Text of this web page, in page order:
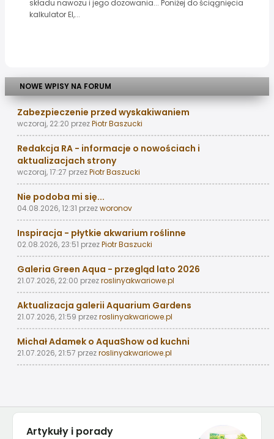
składu nawozu i jego dozowania... Poniżej do ściągnięcia
kalkulator EI,...
NOWE WPISY NA FORUM
Zabezpieczenie przed wyskakiwaniem
wczoraj, 22:20 przezPiotr Baszucki
Redakcja RA - informacje o nowościach i
aktualizacjach strony
wczoraj, 17:27 przezPiotr Baszucki
Nie podoba mi się...
04.08.2026, 12:31 przezworonov
Inspiracja - płytkie akwarium roślinne
02.08.2026, 23:51 przezPiotr Baszucki
Galeria Green Aqua - przegląd lato 2026
21.07.2026, 22:00 przezroslinyakwariowe.pl
Aktualizacja galerii Aquarium Gardens
21.07.2026, 21:59 przezroslinyakwariowe.pl
Michał Adamek o AquaShow od kuchni
21.07.2026, 21:57 przezroslinyakwariowe.pl
Artykuły i porady